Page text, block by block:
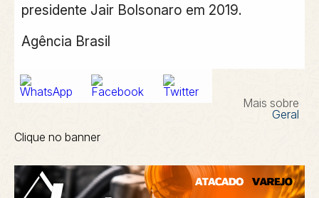
presidente Jair Bolsonaro em 2019.
Agência Brasil
Mais sobre
Geral
Clique no banner